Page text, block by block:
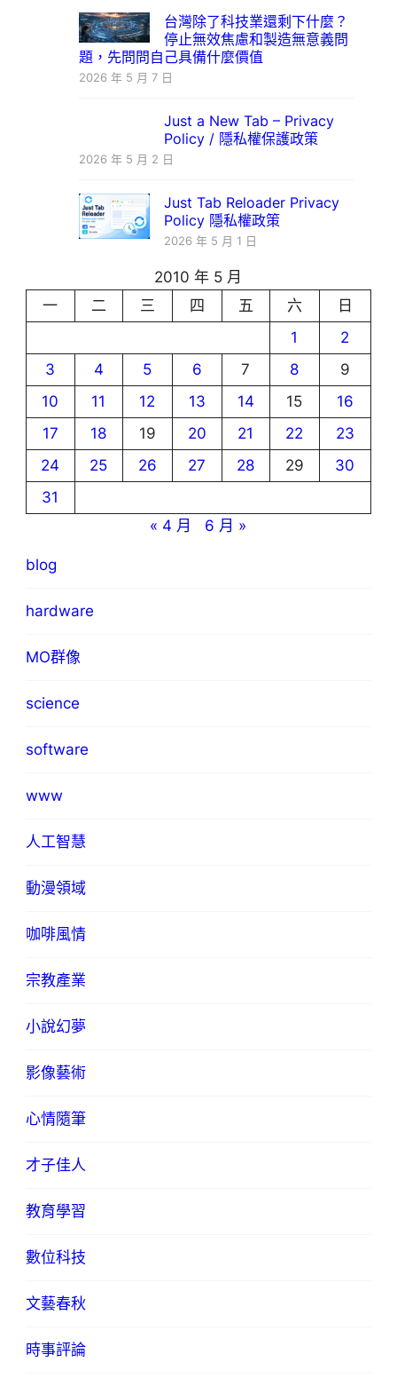
台灣除了科技業還剩下什麼？
停止無效焦慮和製造無意義問
題，先問問自己具備什麼價值
2026 年 5 月 7 日
Just a New Tab – Privacy
Policy / 隱私權保護政策
2026 年 5 月 2 日
Just Tab Reloader Privacy
Policy 隱私權政策
2026 年 5 月 1 日
2010 年 5 月
一
二 三 四 五 六
日
1
2
3
4 5 6 7 8
9
10
11 12 13 14 15
16
17
18 19 20 21 22
23
24
25 26 27 28 29
30
31
« 4 月
6 月 »
blog
hardware
MO群像
science
software
www
人工智慧
動漫領域
咖啡風情
宗教產業
小說幻夢
影像藝術
心情隨筆
才子佳人
教育學習
數位科技
文藝春秋
時事評論